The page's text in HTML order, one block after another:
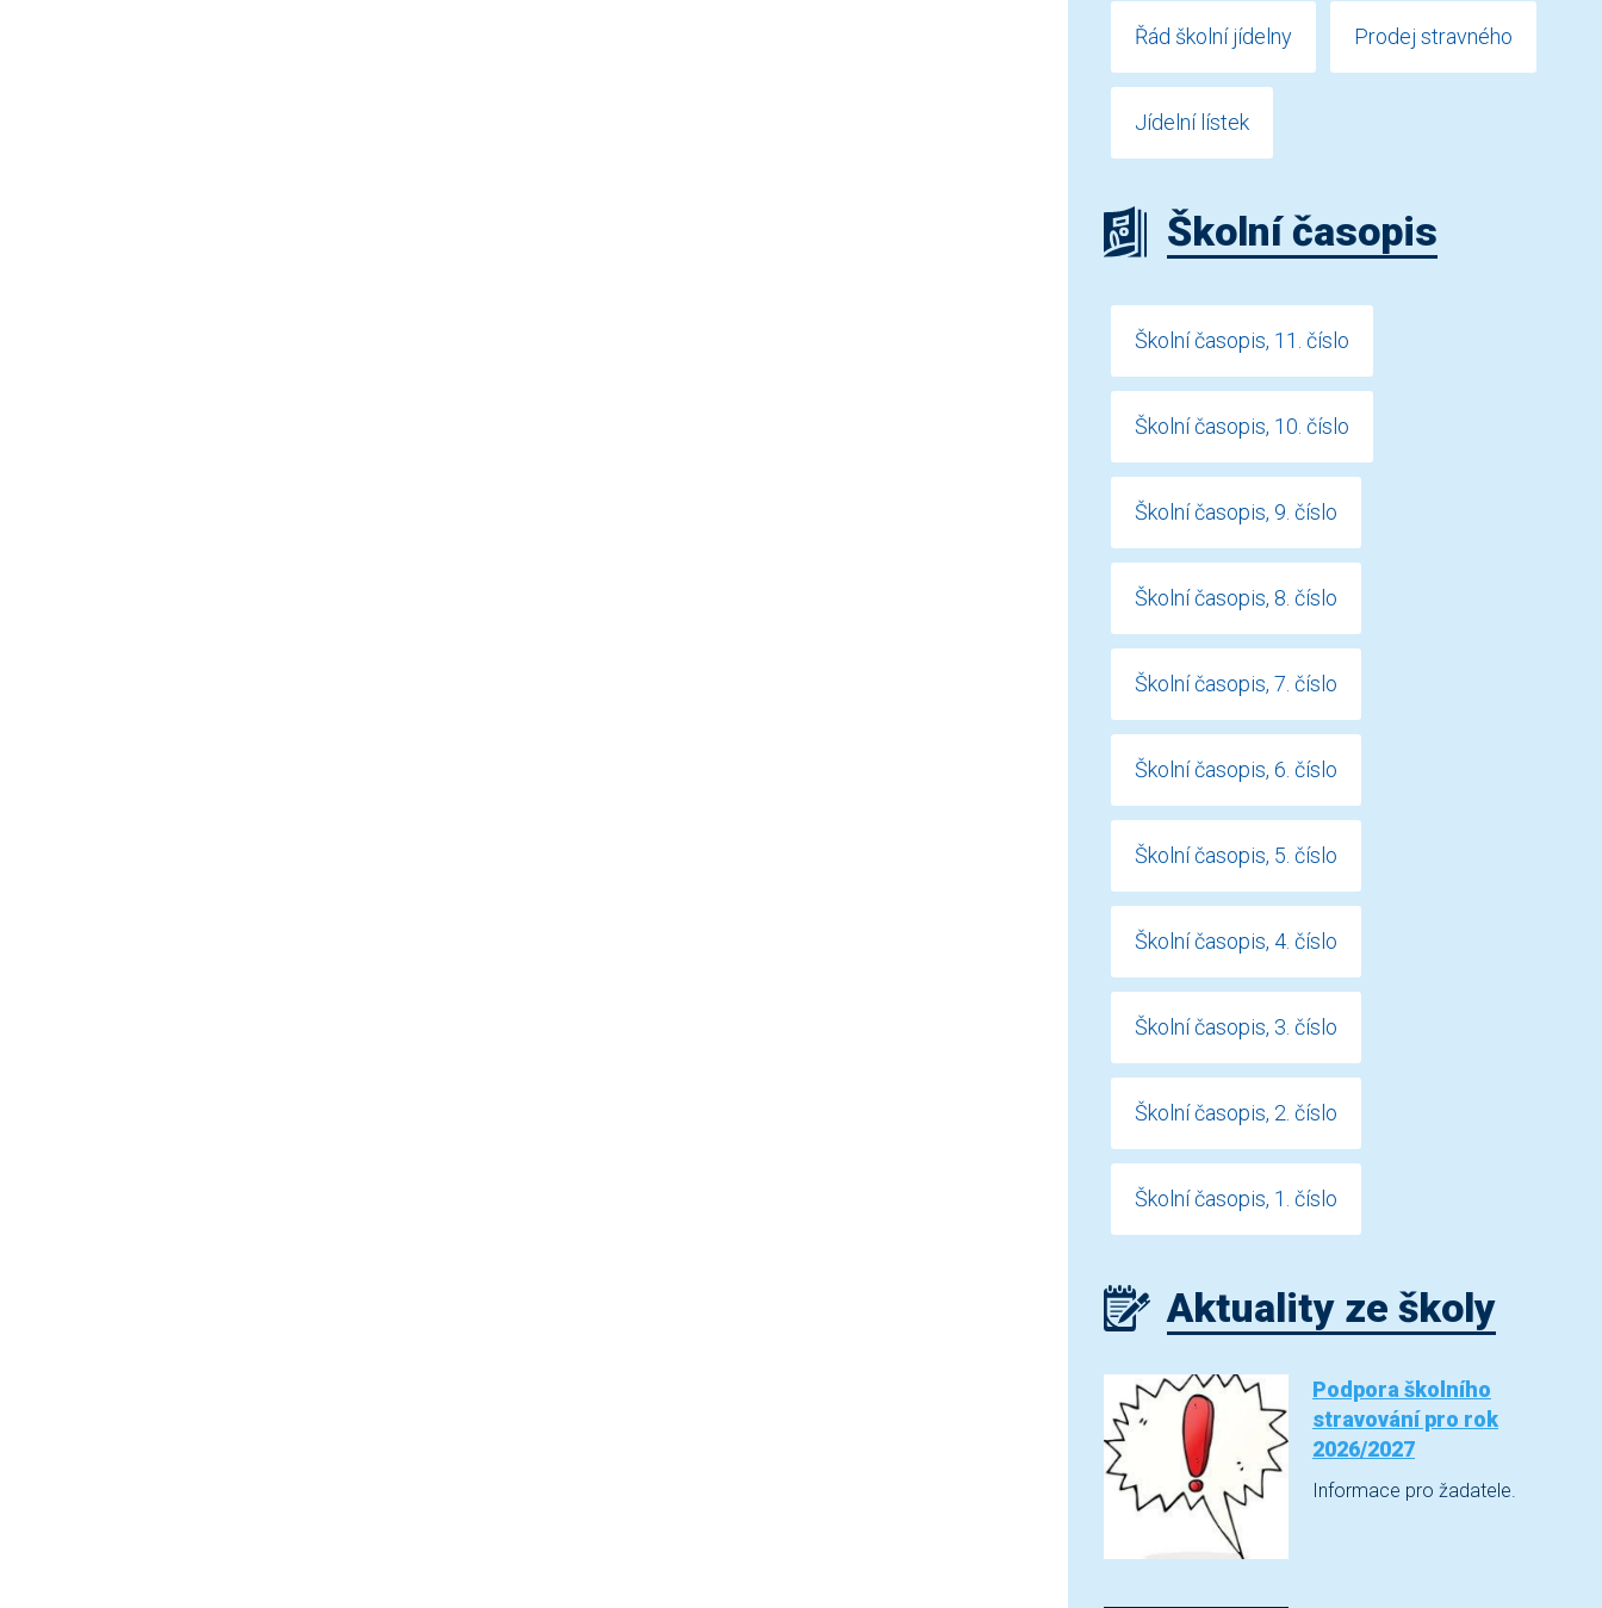
Řád školní jídelny Prodej stravného
Jídelní lístek
Školní časopis
Školní časopis, 11. číslo
Školní časopis, 10. číslo
Školní časopis, 9. číslo
Školní časopis, 8. číslo
Školní časopis, 7. číslo
Školní časopis, 6. číslo
Školní časopis, 5. číslo
Školní časopis, 4. číslo
Školní časopis, 3. číslo
Školní časopis, 2. číslo
Školní časopis, 1. číslo
Aktuality ze školy
Podpora školního
stravování pro rok
2026/2027
Informace pro žadatele.